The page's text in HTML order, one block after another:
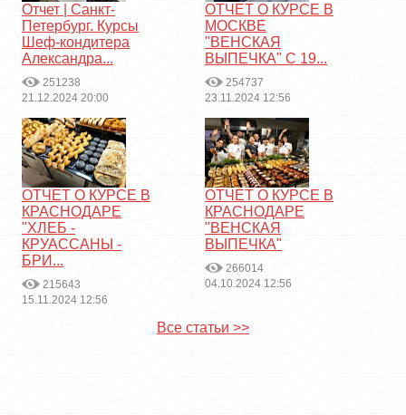
Отчет | Санкт-
Петербург. Курсы
Шеф-кондитера
Александра...
251238
21.12.2024 20:00
ОТЧЕТ О КУРСЕ В
МОСКВЕ
"ВЕНСКАЯ
ВЫПЕЧКА" С 19...
254737
23.11.2024 12:56
ОТЧЕТ О КУРСЕ В
КРАСНОДАРЕ
"ХЛЕБ -
КРУАССАНЫ -
БРИ...
215643
15.11.2024 12:56
ОТЧЕТ О КУРСЕ В
КРАСНОДАРЕ
"ВЕНСКАЯ
ВЫПЕЧКА"
266014
04.10.2024 12:56
Все статьи >>